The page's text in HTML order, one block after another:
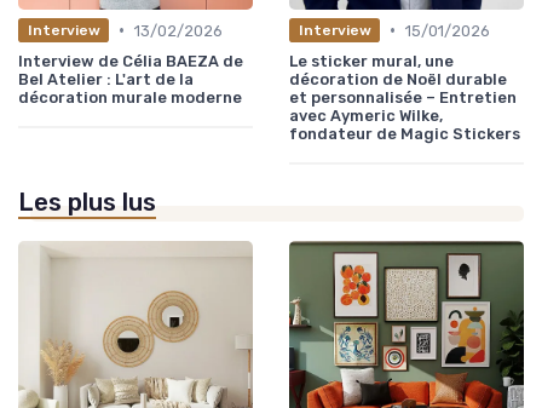
Interview • 13/02/2026
Interview de Célia BAEZA de
Bel Atelier : L'art de la
décoration murale moderne
Interview • 15/01/2026
Le sticker mural, une
décoration de Noël durable
et personnalisée – Entretien
avec Aymeric Wilke,
fondateur de Magic Stickers
Les plus lus